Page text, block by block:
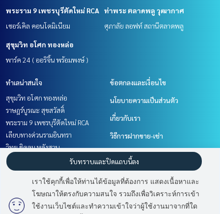
พระราม 9 เพชรบุรีตัดใหม่ RCA
เซอร์เคิล คอนโดมิเนียม
ท่าพระ ตลาดพลู วุฒากาศ
ศุภาลัย ลอฟท์ สถานีตลาดพลู
สุขุมวิท อโศก ทองหล่อ
พาร์ค 24 ( ออริจิ้น พร้อมพงษ์ )
ทำเลน่าสนใจ
สุขุมวิท อโศก ทองหล่อ
ราษฎร์บูรณะ สุขสวัสดิ์
พระราม 9 เพชรบุรีตัดใหม่ RCA
เลียบทางด่วนรามอินทรา
วิทยุ ชิดลม หลังสวน
นวมินทร์ รามอินทรา
สาทร นราธิวาส
พระราม 3 สาธุประดิษฐ์
ท่าพระ ตลาดพลู วุฒากาศ
ข้อตกลงและเงื่อนไข
นโยบายความเป็นส่วนตัว
เกี่ยวกับเรา
วิธีการฝากขาย-เช่า
ติดต่อ
เราใช้คุกกี้เพื่อให้ท่านได้ข้อมูลที่ต้องการ แสดงเนื้อหาและ
โฆษณาให้ตรงกับความสนใจ รวมถึงเพื่อวิเคราะห์การเข้า
ใช้งานเว็บไซต์และทำความเข้าใจว่าผู้ใช้งานมาจากที่ใด
รับทราบและปิดแถบนี้ลง